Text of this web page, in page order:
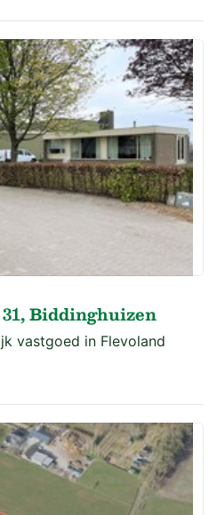
Biddinghuizen
vastgoed in Flevoland